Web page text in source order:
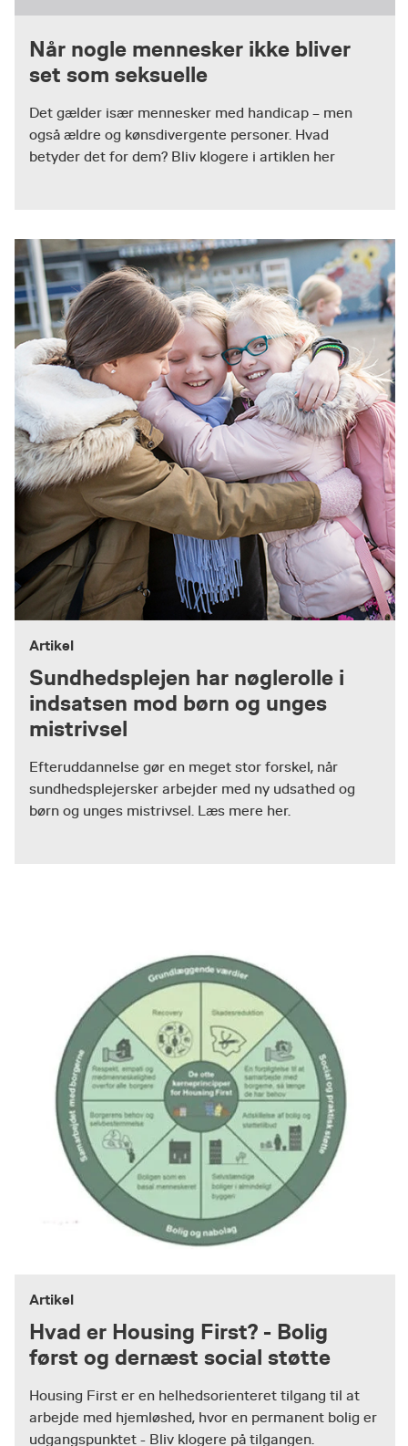
Når nogle mennesker ikke bliver
set som seksuelle
Det gælder især mennesker med handicap – men
også ældre og kønsdivergente personer. Hvad
betyder det for dem? Bliv klogere i artiklen her
Artikel
Sundhedsplejen har nøglerolle i
indsatsen mod børn og unges
mistrivsel
Efteruddannelse gør en meget stor forskel, når
sundhedsplejersker arbejder med ny udsathed og
børn og unges mistrivsel. Læs mere her.
Artikel
Hvad er Housing First? - Bolig
først og dernæst social støtte
Housing First er en helhedsorienteret tilgang til at
arbejde med hjemløshed, hvor en permanent bolig er
udgangspunktet - Bliv klogere på tilgangen.